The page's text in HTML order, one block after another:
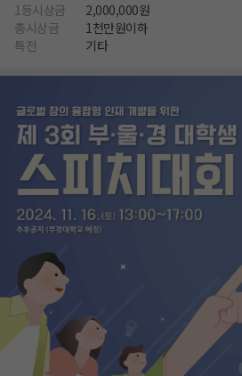
1등시상금
2,000,000원
총시상금
1천만원이하
특전
기타